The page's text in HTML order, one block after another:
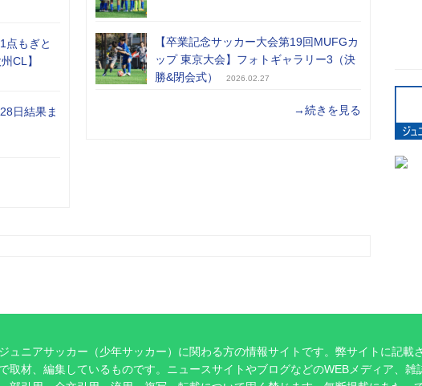
点もぎと
CL】
日結果ま
【卒業記念サッカー大会第19回MUFGカ
ップ 東京大会】フォトギャラリー3（決
勝&閉会式）
2026.02.27
→続きを見る
ュニアサッカー（少年サッカー）に関わる方の情報サイトです。弊サイトに記
取材、編集しているものです。ニュースサイトやブログなどのWEBメディア、